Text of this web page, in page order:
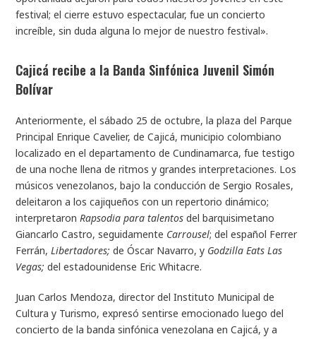
festival; el cierre estuvo espectacular, fue un concierto
increíble, sin duda alguna lo mejor de nuestro festival».
Cajicá recibe a la Banda Sinfónica Juvenil Simón
Bolívar
Anteriormente, el sábado 25 de octubre, la plaza del Parque
Principal Enrique Cavelier, de Cajicá, municipio colombiano
localizado en el departamento de Cundinamarca, fue testigo
de una noche llena de ritmos y grandes interpretaciones. Los
músicos venezolanos, bajo la conducción de Sergio Rosales,
deleitaron a los cajiqueños con un repertorio dinámico;
interpretaronRapsodia para talentos del barquisimetano
Giancarlo Castro, seguidamente Carrousel; del español Ferrer
Ferrán,Libertadores; de Óscar Navarro, y Godzilla Eats Las
Vegas; del estadounidense Eric Whitacre.
Juan Carlos Mendoza, director del Instituto Municipal de
Cultura y Turismo, expresó sentirse emocionado luego del
concierto de la banda sinfónica venezolana en Cajicá, y a